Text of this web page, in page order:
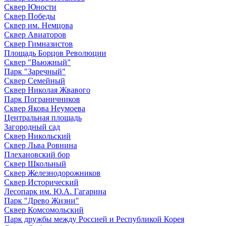
Сквер Юности
Сквер Победы
Сквер им. Немцова
Сквер Авиаторов
Сквер Гимназистов
Площадь Борцов Революции
Сквер "Вьюжный"
Парк "Заречный"
Сквер Семейный
Сквер Николая Жвавого
Парк Пограничников
Сквер Якова Неумоева
Центральная площадь
Загородный сад
Сквер Никольский
Сквер Льва Ровнина
Плехановский бор
Сквер Школьный
Сквер Железнодорожников
Сквер Исторический
Лесопарк им. Ю.А. Гагарина
Парк "Древо Жизни"
Сквер Комсомольский
Парк дружбы между Россией и Республикой Корея